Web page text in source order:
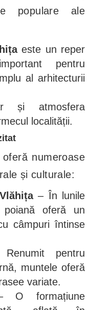
populare ale
este un reper
pentru
al arhitecturii
și atmosfera
localității.
numeroase
și culturale:
– În lunile
poiană oferă un
câmpuri întinse
pentru
muntele oferă
variate.
O formațiune